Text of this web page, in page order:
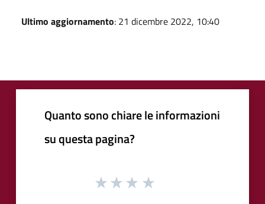
Ultimo aggiornamento: 21 dicembre 2022, 10:40
Quanto sono chiare le informazioni
su questa pagina?